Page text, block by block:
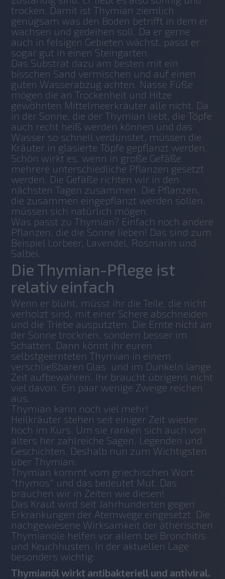
trocken. Damit ist Thymian ziemlich
genügsam was den Boden betrifft in dem er
wachsen und gedeihen soll. Da er gerne
auch in felsigen Gebieten wächst, passt er
sogar gut in einen Steingarten.
Das Substrat dazu am besten mit ein
bisschen Sand vermischen und auf einen
guten Wasserabzug achten. Nasse Füße
mögen die an Trockenheit und Hitze
gewöhnten Mittelmeerkräuter alle nicht. Da
in der Sonne, die der Thymian liebt, die Töpfe
auch recht heiß werden können und das
Wasser so schnell verdunstet, müssen die
Kräuter in glasierte Töpfe gepflanzt werden.
Schön wirkt es, wenn in große Gefäße
mehrere unterschiedliche Pflanzen gesetzt
werden. Die Gefäße richten wir in den
nächsten Tagen zusammen. Die Pflanzen,
die zusammen eingepflanzt werden sollen,
müssen sich natürlich mögen.
Was passt zu Thymian? Einfach noch andere
Pflanzen, die die Sonne lieben! Das sind zum
Beispiel Lorbeer, Lavendel, Rosmarin und
Salbei.
Die Thymian-Pflege ist
relativ einfach
Wenn er blüht, müsst ihr die Teile, die nicht
verholzt sind, mit einer Schere abschneiden
und die Triebe ausputzten. Die Ernte nicht an
der Sonne trocknen, sondern besser im
Schatten. Dann könnt ihr euren
selbstgeernteten Thymian in einem
verschließbaren Glas  und im Dunkeln lange
Zeit aufbewahren. Ihr braucht übrigens nicht
viel davon. Ein paar wenige Zweige reichen
aus.
Thymian kann noch viel mehr!
Heilkräuter stehen seit einiger Zeit wieder
hoch im Kurs. Um sie ranken sich auch von
alters her zahlreiche Sagen, Legenden und
Geschichten. Deshalb nun zum Wichtigsten
über Thymian:
Thymian kommt vom griechischen Wort
"thymos" und das bedeutet Mut. Das
brauchen wir in Zeiten wie diesen!
Das Kraut wird seit Jahrhunderten gegen
Erkrankungen der Atemwege eingesetzt. Die
nachgewiesene Wirksamkeit der ätherischen
Thymianöle helfen vor allem bei Bronchitis
und Keuchhusten. In der aktuellen Lage
besonders wichtig:
Thymianöl wirkt antibakteriell und antiviral.